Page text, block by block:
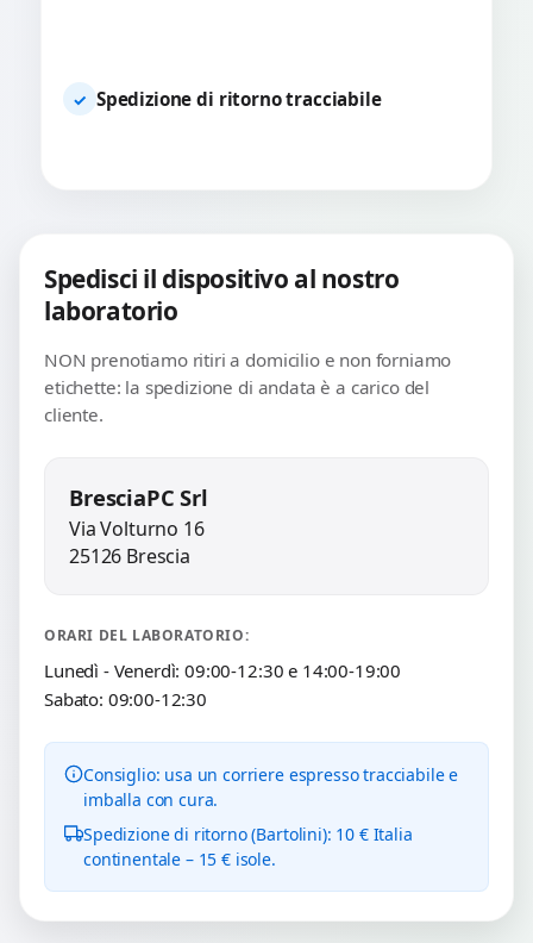
✓ Spedizione di ritorno tracciabile
Spedisci il dispositivo al nostro
laboratorio
NON prenotiamo ritiri a domicilio e non forniamo
etichette: la spedizione di andata è a carico del
cliente.
BresciaPC Srl
Via Volturno 16
25126 Brescia
ORARI DEL LABORATORIO:
Lunedì - Venerdì: 09:00-12:30 e 14:00-19:00
Sabato: 09:00-12:30
Consiglio: usa un corriere espresso tracciabile e
imballa con cura.
Spedizione di ritorno (Bartolini): 10 € Italia
continentale – 15 € isole.